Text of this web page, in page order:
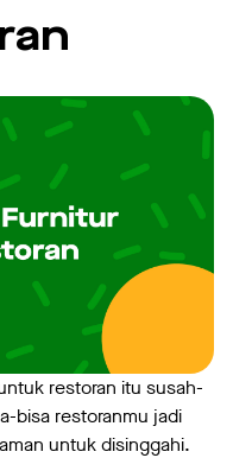
restoran itu susah-
bisa restoranmu jadi
untuk disinggahi.